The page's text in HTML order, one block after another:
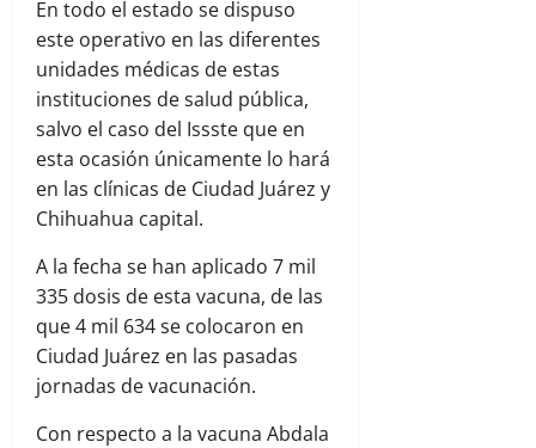
En todo el estado se dispuso
este operativo en las diferentes
unidades médicas de estas
instituciones de salud pública,
salvo el caso del Issste que en
esta ocasión únicamente lo hará
en las clínicas de Ciudad Juárez y
Chihuahua capital.
A la fecha se han aplicado 7 mil
335 dosis de esta vacuna, de las
que 4 mil 634 se colocaron en
Ciudad Juárez en las pasadas
jornadas de vacunación.
Con respecto a la vacuna Abdala